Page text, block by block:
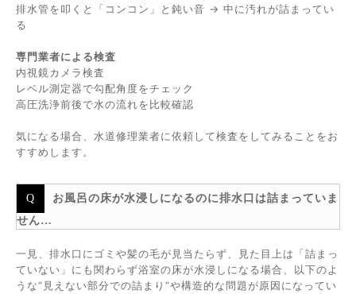
排水管を叩くと「コンコン」と鈍い音 → 中に汚れが詰まってい
る
専門業者による検査
内視鏡カメラ検査
レベル測定器で勾配角度をチェック
高圧洗浄前後で水の流れを比較確認
気になる場合、水道修理業者に依頼して検査をしてみることをお
すすめします。
お風呂の床が水浸しになるのに排水口は詰まっていま
せん…
一見、排水口にゴミや髪の毛が見当たらず、見た目上は「詰まっ
ていない」にも関わらず浴室の床が水浸しになる場合、以下のよ
うな“見えない部分での詰まり”や構造的な問題が原因になってい